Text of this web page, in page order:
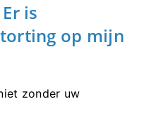
is
op mijn
zonder uw